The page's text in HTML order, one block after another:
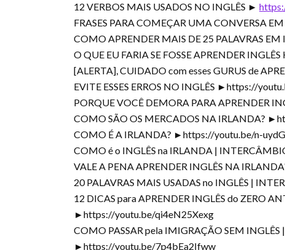
12 VERBOS MAIS USADOS NO INGLÊS ►
FRASES PARA COMEÇAR UMA CONVERSA
COMO APRENDER MAIS DE 25 PALAVRAS EM
O QUE EU FARIA SE FOSSE APRENDER
[ALERTA], CUIDADO com esses GURUS de
EVITE ESSES ERROS NO INGLÊS ►https://
PORQUE VOCÊ DEMORA PARA APRENDER
COMO SÃO OS MERCADOS NA IRLANDA?
COMO É A IRLANDA? ►https://youtu.be/n-
COMO é o INGLÊS na IRLANDA |
VALE A PENA APRENDER INGLÊS NA
20 PALAVRAS MAIS USADAS no INGLÊS |
12 DICAS para APRENDER INGLÊS do ZERO
►https://youtu.be/qi4eN25Xexg
COMO PASSAR pela IMIGRAÇÃO SEM
►https://youtu.be/7p4bEa2Ifww